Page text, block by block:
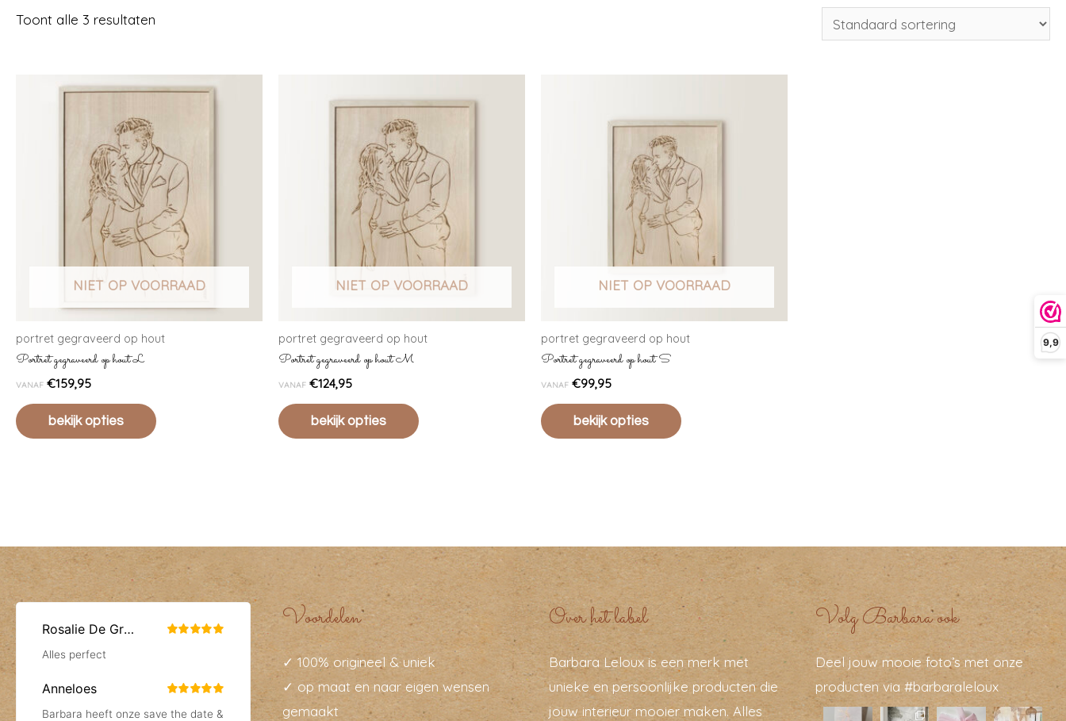
9,9
Toont alle 3 resultaten
NIET OP VOORRAAD
portret gegraveerd op hout
Portret gegraveerd op hout L
VANAF €159,95
bekijk opties
NIET OP VOORRAAD
portret gegraveerd op hout
Portret gegraveerd op hout M
VANAF €124,95
bekijk opties
NIET OP VOORRAAD
portret gegraveerd op hout
Portret gegraveerd op hout S
VANAF €99,95
bekijk opties
Voordelen
✓ 100% origineel & uniek
✓ op maat en naar eigen wensen
gemaakt
Over het label
Barbara Leloux is een merk met
unieke en persoonlijke producten die
jouw interieur mooier maken. Alles
Volg Barbara ook
Deel jouw mooie foto’s met onze
producten via #barbaraleloux